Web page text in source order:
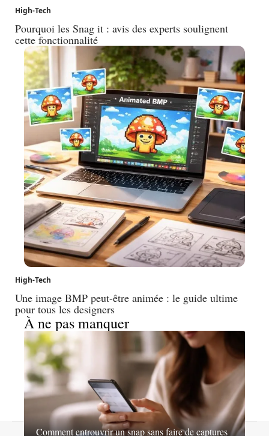
High-Tech
Pourquoi les Snag it : avis des experts soulignent
cette fonctionnalité
High-Tech
Une image BMP peut-être animée : le guide ultime
pour tous les designers
À ne pas manquer
Comment entrouvrir un snap sans faire de captures